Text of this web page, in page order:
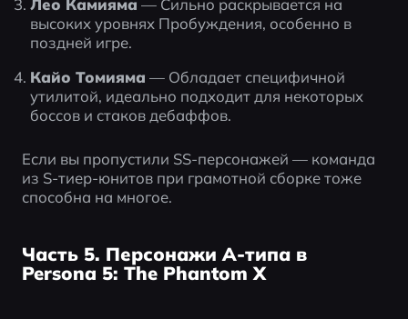
Лео Камияма — Сильно раскрывается на
высоких уровнях Пробуждения, особенно в
поздней игре.
Кайо Томияма — Обладает специфичной
утилитой, идеально подходит для некоторых
боссов и стаков дебаффов.
Если вы пропустили SS-персонажей — команда
из S-тиер-юнитов при грамотной сборке тоже
способна на многое.
Часть 5. Персонажи A-типа в
Persona 5: The Phantom X